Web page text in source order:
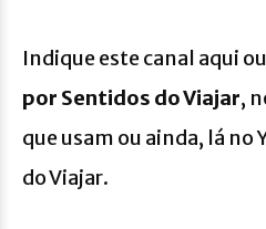
Indique este canal aqui
por Sentidos do Viajar,
que usam ou ainda, lá no
do Viajar.